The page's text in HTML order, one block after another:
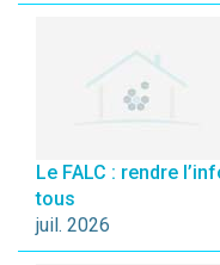
Le FALC : rendre
tous
juil. 2026